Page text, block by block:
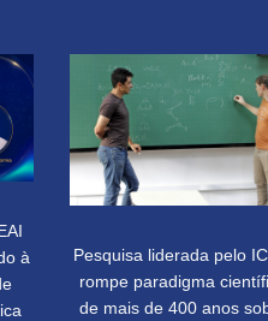
à
Pesquisa liderada pelo
rompe paradigma
de mais de 400 anos